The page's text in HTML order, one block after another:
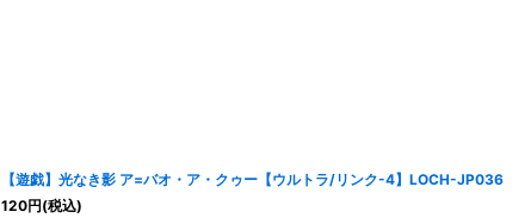
【遊戯】光なき影 ア=バオ・ア・クゥー【ウルトラ/リンク-4】LOCH-JP036
120円(税込)